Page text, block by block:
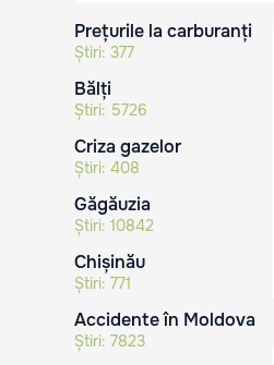
Prețurile la carburanți
Știri: 377
Bălți
Știri: 5726
Criza gazelor
Știri: 408
Găgăuzia
Știri: 10842
Chișinău
Știri: 771
Accidente în Moldova
Știri: 7823